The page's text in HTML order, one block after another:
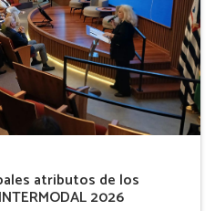
atributos de los
2026